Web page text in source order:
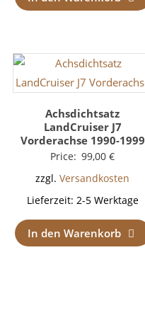
Achsdichtsatz
LandCruiser J7
Vorderachse 1990-1999
Price: 99,00€
zzgl.Versandkosten
Lieferzeit: 2-5 Werktage
In den Warenkorb